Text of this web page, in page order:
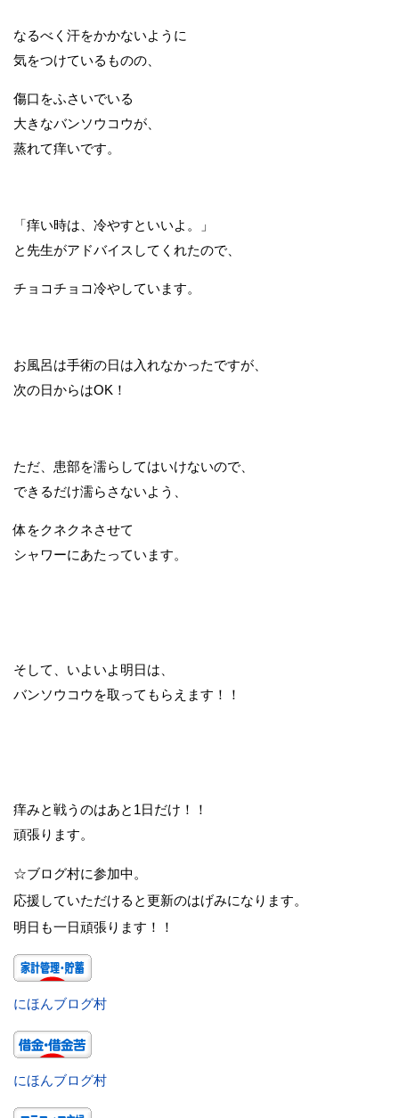
なるべく汗をかかないように
気をつけているものの、
傷口をふさいでいる
大きなバンソウコウが、
蒸れて痒いです。
「痒い時は、冷やすといいよ。」
と先生がアドバイスしてくれたので、
チョコチョコ冷やしています。
お風呂は手術の日は入れなかったですが、
次の日からはOK！
ただ、患部を濡らしてはいけないので、
できるだけ濡らさないよう、
体をクネクネさせて
シャワーにあたっています。
そして、いよいよ明日は、
バンソウコウを取ってもらえます！！
痒みと戦うのはあと1日だけ！！
頑張ります。
☆ブログ村に参加中。
応援していただけると更新のはげみになります。
明日も一日頑張ります！！
にほんブログ村
にほんブログ村